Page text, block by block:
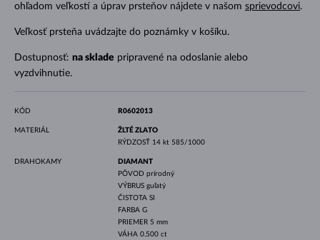
ohľadom veľkostí a úprav prsteňov nájdete v našom sprievodcovi.
Veľkosť prsteňa uvádzajte do poznámky v košíku.
Dostupnosť: na sklade pripravené na odoslanie alebo
vyzdvihnutie.
KÓD R0602013
MATERIÁL
ŽLTÉ ZLATO
RÝDZOSŤ 14 kt 585/1000
DRAHOKAMY
DIAMANT
PÔVOD prírodný
VÝBRUS guľatý
ČISTOTA SI
FARBA G
PRIEMER 5 mm
VÁHA 0.500 ct